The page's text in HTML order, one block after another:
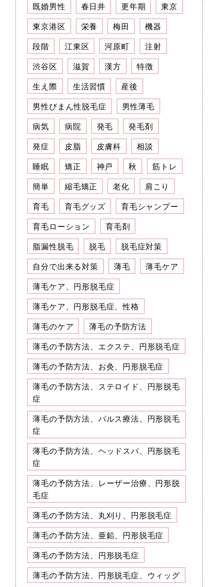
既婚男性
春日井 更年期
東京
東京港区
栄養 梅田
機器
段階
江東区 河原町
注射
渋谷区
滋賀 漢方
特徴
生え際
生活習慣
産後
男性びまん性脱毛症
男性薄毛
病気
病院 発毛
発毛剤
発症
皮脂 皮膚科
相談
睡眠
矯正 神戸 秋
筋トレ
簡単
縮毛矯正 老化
肩こり
育毛
育毛グッズ
育毛シャンプー
育毛ローション
育毛剤
脂漏性脱毛
脱毛
脱毛症対策
自分で出来る対策
薄毛
薄毛ケア
薄毛ケア、円形脱毛症
薄毛ケア、円形脱毛症、性格
薄毛のケア
薄毛の予防方法
薄毛の予防方法、エクステ、円形脱毛症
薄毛の予防方法、お灸、円形脱毛症
薄毛の予防方法、ステロイド、円形脱毛
症
薄毛の予防方法、パルス療法、円形脱毛
症
薄毛の予防方法、ヘッドスパ、円形脱毛
症
薄毛の予防方法、レーザー治療、円形脱
毛症
薄毛の予防方法、丸刈り、円形脱毛症
薄毛の予防方法、亜鉛、円形脱毛症
薄毛の予防方法、円形脱毛症
薄毛の予防方法、円形脱毛症、ウィッグ